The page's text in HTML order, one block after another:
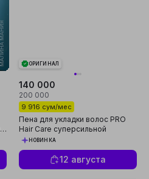
ОРИГИНАЛ
140 000
200 000
9 916 сум/мес
Пена для укладки волос PRO
Hair Care суперсильной
фиксации 3D объём, 300 мл,
Белита
НОВИНКА
12 августа